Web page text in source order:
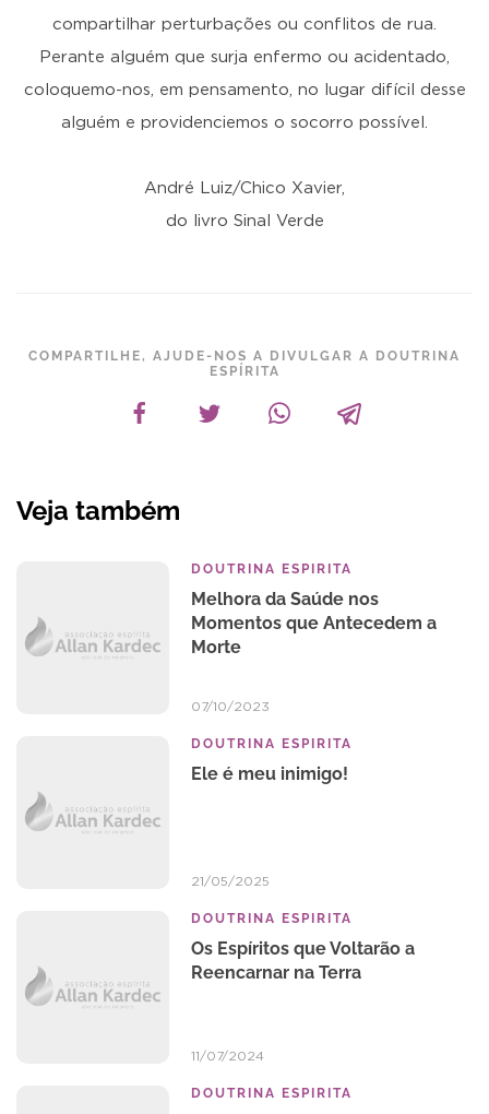
compartilhar perturbações ou conflitos de rua.
Perante alguém que surja enfermo ou acidentado,
coloquemo-nos, em pensamento, no lugar difícil desse
alguém e providenciemos o socorro possível.
André Luiz/Chico Xavier,
do livro Sinal Verde
COMPARTILHE, AJUDE-NOS A DIVULGAR A DOUTRINA
ESPÍRITA
Veja também
DOUTRINA ESPIRITA
Melhora da Saúde nos
Momentos que Antecedem a
Morte
07/10/2023
DOUTRINA ESPIRITA
Ele é meu inimigo!
21/05/2025
DOUTRINA ESPIRITA
Os Espíritos que Voltarão a
Reencarnar na Terra
11/07/2024
DOUTRINA ESPIRITA